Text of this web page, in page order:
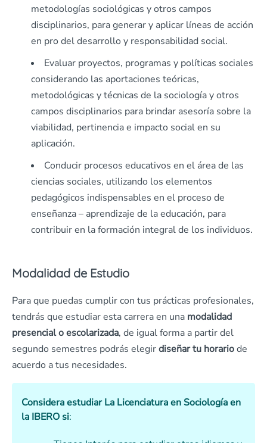
metodologías sociológicas y otros campos
disciplinarios, para generar y aplicar líneas de acción
en pro del desarrollo y responsabilidad social.
Evaluar proyectos, programas y políticas sociales
considerando las aportaciones teóricas,
metodológicas y técnicas de la sociología y otros
campos disciplinarios para brindar asesoría sobre la
viabilidad, pertinencia e impacto social en su
aplicación.
Conducir procesos educativos en el área de las
ciencias sociales, utilizando los elementos
pedagógicos indispensables en el proceso de
enseñanza – aprendizaje de la educación, para
contribuir en la formación integral de los individuos.
Modalidad de Estudio
Para que puedas cumplir con tus prácticas profesionales,
tendrás que estudiar esta carrera en una modalidad
presencial o escolarizada, de igual forma a partir del
segundo semestres podrás elegirdiseñar tu horariode
acuerdo a tus necesidades.
Considera estudiar La Licenciatura en Sociología en
la IBERO si: